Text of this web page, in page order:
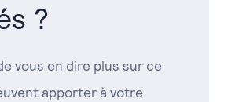
?
vous en dire plus sur ce
apporter à votre